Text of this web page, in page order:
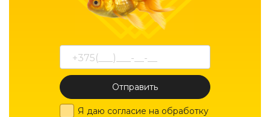
Отправить
Я даю согласие на обработку